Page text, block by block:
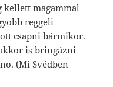
kellett magammal
reggeli
csapni bármikor.
is bringázni
(Mi Svédben